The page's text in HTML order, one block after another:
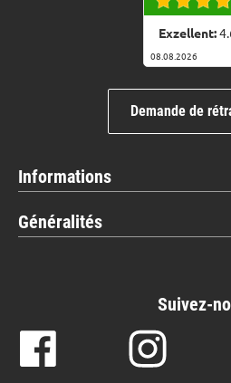
Exzellent:
08.08.2026
Demande de
Informations
Généralités
Suivez-